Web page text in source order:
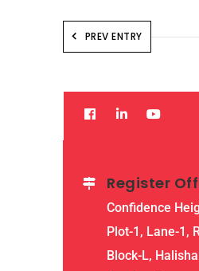
PREV ENTRY
Register
Confidence
Plot-1, Lane-1,
Block-L,